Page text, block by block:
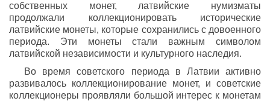
собственных монет, латвийские нумизматы
продолжали коллекционировать исторические
латвийские монеты, которые сохранились с довоенного
периода. Эти монеты стали важным символом
латвийской независимости и культурного наследия.
Во время советского периода в Латвии активно
развивалось коллекционирование монет, и советские
коллекционеры проявляли большой интерес к монетам